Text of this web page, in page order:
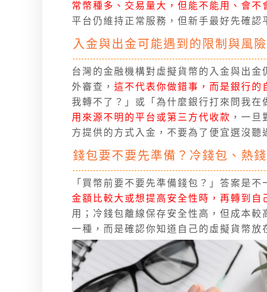
常幣種多、交易量大，但能不能用、會
平台仍維持正常服務，但新手最好先確認
入金與出金可能遇到的限制與風險
台灣的金融機構對虛擬貨幣的入金與出
外審查， 這不代表你做錯事，而是銀行的
我轉不了？」或「為什麼銀行打來問我
用來源不明的平台或第三方代收款 ，一
方提供的方式入金，不要為了便宜選沒聽
錢包要不要先準備？冷錢包、熱
「買幣前要不要先準備錢包？」答案是不
金額比較大或想提高安全性時，再轉到自
用；冷錢包離線保存安全性高，但成本
一種，而是確認你知道自己的虛擬貨幣放